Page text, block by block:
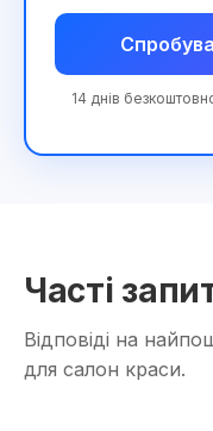
14 днів
Часті
Відповіді на
для салон краси.